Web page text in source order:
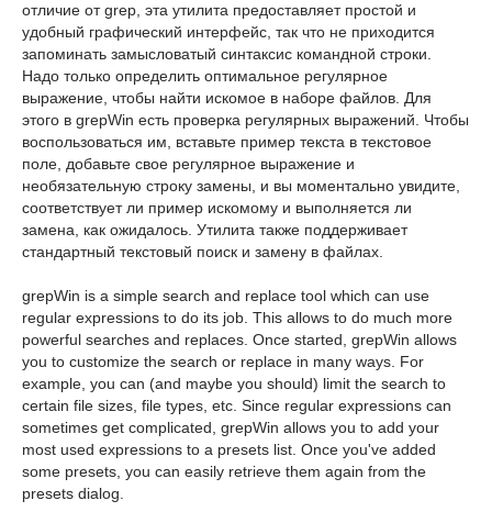
отличие от grep, эта утилита предоставляет простой и
удобный графический интерфейс, так что не приходится
запоминать замысловатый синтаксис командной строки.
Надо только определить оптимальное регулярное
выражение, чтобы найти искомое в наборе файлов. Для
этого в grepWin есть проверка регулярных выражений. Чтобы
воспользоваться им, вставьте пример текста в текстовое
поле, добавьте свое регулярное выражение и
необязательную строку замены, и вы моментально увидите,
соответствует ли пример искомому и выполняется ли
замена, как ожидалось. Утилита также поддерживает
стандартный текстовый поиск и замену в файлах.
grepWin is a simple search and replace tool which can use
regular expressions to do its job. This allows to do much more
powerful searches and replaces. Once started, grepWin allows
you to customize the search or replace in many ways. For
example, you can (and maybe you should) limit the search to
certain file sizes, file types, etc. Since regular expressions can
sometimes get complicated, grepWin allows you to add your
most used expressions to a presets list. Once you've added
some presets, you can easily retrieve them again from the
presets dialog.